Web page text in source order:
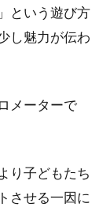
という遊び方
し魅力が伝わ
メーターで
り子どもたち
させる一因に